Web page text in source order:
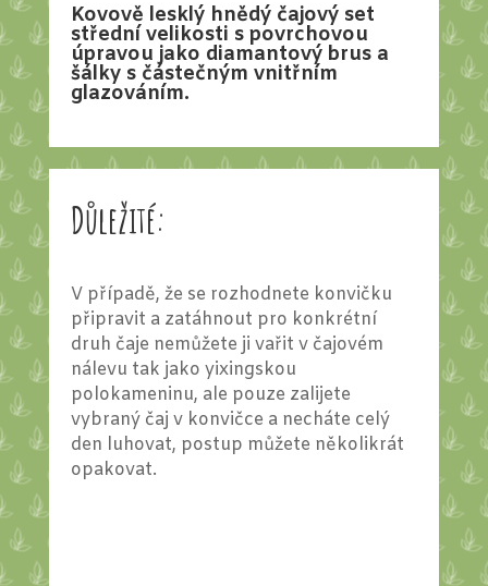
Kovově lesklý hnědý čajový set
střední velikosti s povrchovou
úpravou jako diamantový brus a
šálky s částečným vnitřním
glazováním.
Důležité:
V případě, že se rozhodnete konvičku
připravit a zatáhnout pro konkrétní
druh čaje nemůžete ji vařit v čajovém
nálevu tak jako yixingskou
polokameninu, ale pouze zalijete
vybraný čaj v konvičce a necháte celý
den luhovat, postup můžete několikrát
opakovat.